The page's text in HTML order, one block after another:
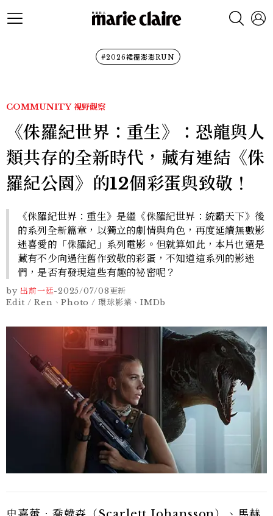
#2026裙襬澎澎RUN
COMMUNITY 視野觀察
《侏羅紀世界：重生》：恐龍與人
類共存的全新時代，藏有連結《侏
羅紀公園》的12個彩蛋與致敬！
《侏羅紀世界：重生》是繼《侏羅紀世界：統霸天下》後
的系列全新篇章，以獨立的劇情與角色，再度延續無數影
迷喜愛的「侏羅紀」系列電影。但就算如此，本片也還是
藏有不少向過往舊作致敬的彩蛋，不知道這系列的影迷
們，是否有發現這些有趣的祕密呢？
by 出前一廷-2025/07/08更新
Edit / Ren、Photo / 環球影業、IMDb